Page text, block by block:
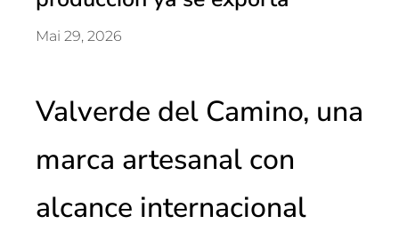
Mai 29, 2026
Valverde del Camino, una
marca artesanal con
alcance internacional